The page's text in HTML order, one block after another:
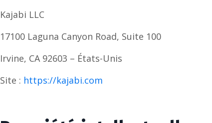
Kajabi LLC
17100 Laguna Canyon Road, Suite 100
Irvine, CA 92603 – États-Unis
Site : https://kajabi.com